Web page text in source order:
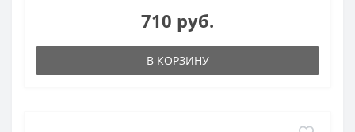
710 руб.
В КОРЗИНУ